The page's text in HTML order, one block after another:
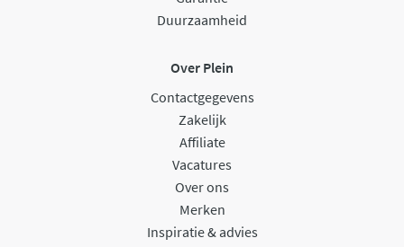
Duurzaamheid
Over Plein
Contactgegevens
Zakelijk
Affiliate
Vacatures
Over ons
Merken
Inspiratie & advies